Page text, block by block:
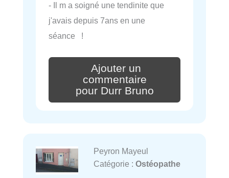
- Il m a soigné une tendinite que
j'avais depuis 7ans en une
séance !
Ajouter un
commentaire
pour Durr Bruno
Peyron Mayeul
Catégorie : Ostéopathe